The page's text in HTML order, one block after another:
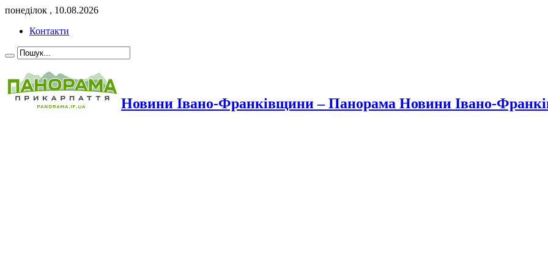
понеділок , 10.08.2026
Контакти
Новини Івано-Франківщини – Панорама Новини Івано-